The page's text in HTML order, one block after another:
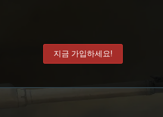
지금 가입하세요!